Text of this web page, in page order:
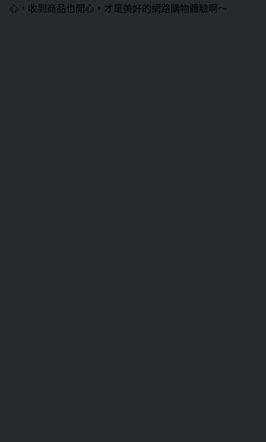
心，收到商品也開心，才是美好的網路購物體驗啊～